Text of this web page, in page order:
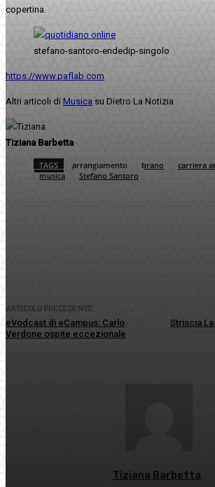
copertina.
stefano-santoro-endedip-singolo
https://www.paflab.com
Altri articoli di Musica su Dietro La Notizia
Tiziana Barbetta
TAGS arrangiamento brano carriera
musica
Stefano Santoro
ARTICOLO PRECEDENTE
eVodcast di eCampus: Carlo
Verdone ospite eccezionale
Striscia La
Tiziana Barbetta